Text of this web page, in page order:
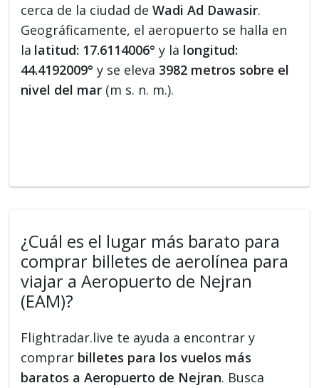
cerca de la ciudad deWadi Ad Dawasir.
Geográficamente, el aeropuerto se halla en
la latitud: 17.6114006° y la longitud:
44.4192009° y se eleva 3982 metros sobre el
nivel del mar (m s. n. m.).
¿Cuál es el lugar más barato para
comprar billetes de aerolínea para
viajar a Aeropuerto de Nejran
(EAM)?
Flightradar.live te ayuda a encontrar y
comprar billetes para los vuelos más
baratos a Aeropuerto de Nejran. Busca